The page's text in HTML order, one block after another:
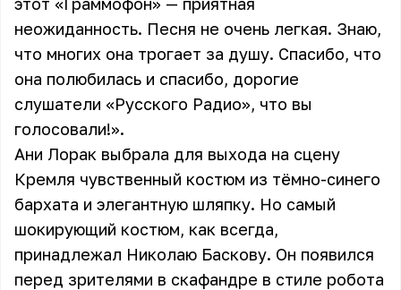
неожиданность. Песня не очень легкая. Знаю,
что многих она трогает за душу. Спасибо, что
она полюбилась и спасибо, дорогие
слушатели «Русского Радио», что вы
голосовали!».
Ани Лорак выбрала для выхода на сцену
Кремля чувственный костюм из тёмно-синего
бархата и элегантную шляпку. Но самый
шокирующий костюм, как всегда,
принадлежал Николаю Баскову. Он появился
перед зрителями в скафандре в стиле робота